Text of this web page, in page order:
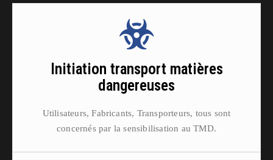
Initiation transport matières
dangereuses
Utilisateurs, Fabricants, Transporteurs, tous sont
concernés par la sensibilisation au TMD.